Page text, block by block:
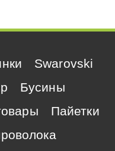
Swarovski
Бусины
Пайетки